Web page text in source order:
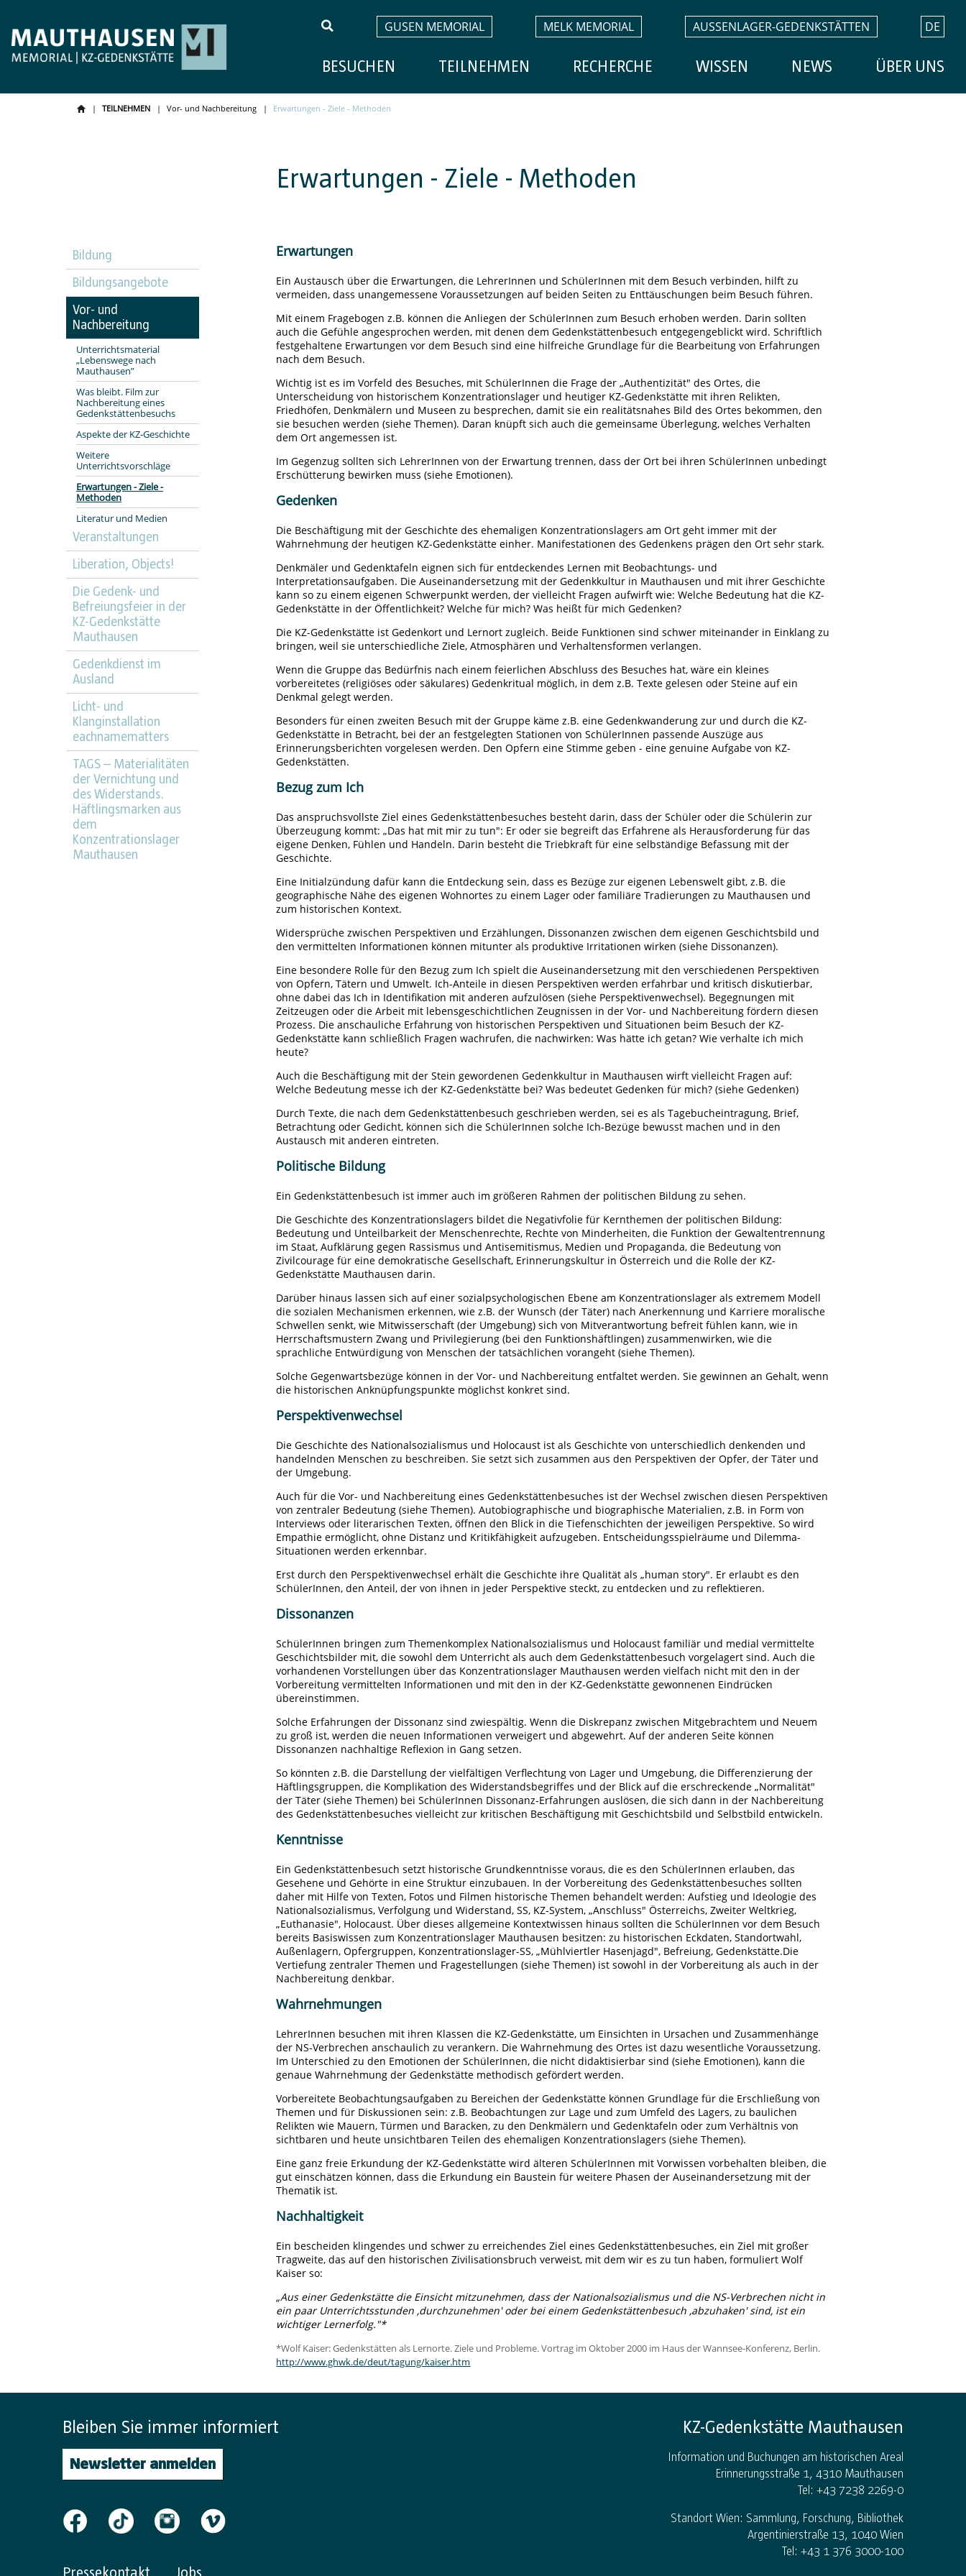
GUSEN MEMORIAL MELK MEMORIAL AUSSENLAGER-GEDENKSTÄTTEN DE
BESUCHEN TEILNEHMEN RECHERCHE WISSEN NEWS ÜBER UNS
TEILNEHMEN Vor- und Nachbereitung Erwartungen - Ziele - Methoden
Erwartungen - Ziele - Methoden
Bildung
Bildungsangebote
Vor- und
Nachbereitung
Unterrichtsmaterial
„Lebenswege nach
Mauthausen”
Was bleibt. Film zur
Nachbereitung eines
Gedenkstättenbesuchs
Aspekte der KZ-Geschichte
Weitere
Unterrichtsvorschläge
Erwartungen - Ziele -
Methoden
Literatur und Medien
Veranstaltungen
Liberation, Objects!
Die Gedenk- und
Befreiungsfeier in der
KZ-Gedenkstätte
Mauthausen
Gedenkdienst im
Ausland
Licht- und
Klanginstallation
eachnamematters
TAGS – Materialitäten
der Vernichtung und
des Widerstands.
Häftlingsmarken aus
dem
Konzentrationslager
Mauthausen
Erwartungen
Ein Austausch über die Erwartungen, die LehrerInnen und SchülerInnen mit dem Besuch verbinden, hilft zu
vermeiden, dass unangemessene Voraussetzungen auf beiden Seiten zu Enttäuschungen beim Besuch führen.
Mit einem Fragebogen z.B. können die Anliegen der SchülerInnen zum Besuch erhoben werden. Darin sollten
auch die Gefühle angesprochen werden, mit denen dem Gedenkstättenbesuch entgegengeblickt wird. Schriftlich
festgehaltene Erwartungen vor dem Besuch sind eine hilfreiche Grundlage für die Bearbeitung von Erfahrungen
nach dem Besuch.
Wichtig ist es im Vorfeld des Besuches, mit SchülerInnen die Frage der „Authentizität" des Ortes, die
Unterscheidung von historischem Konzentrationslager und heutiger KZ-Gedenkstätte mit ihren Relikten,
Friedhöfen, Denkmälern und Museen zu besprechen, damit sie ein realitätsnahes Bild des Ortes bekommen, den
sie besuchen werden (siehe Themen). Daran knüpft sich auch die gemeinsame Überlegung, welches Verhalten
dem Ort angemessen ist.
Im Gegenzug sollten sich LehrerInnen von der Erwartung trennen, dass der Ort bei ihren SchülerInnen unbedingt
Erschütterung bewirken muss (siehe Emotionen).
Gedenken
Die Beschäftigung mit der Geschichte des ehemaligen Konzentrationslagers am Ort geht immer mit der
Wahrnehmung der heutigen KZ-Gedenkstätte einher. Manifestationen des Gedenkens prägen den Ort sehr stark.
Denkmäler und Gedenktafeln eignen sich für entdeckendes Lernen mit Beobachtungs- und
Interpretationsaufgaben. Die Auseinandersetzung mit der Gedenkkultur in Mauthausen und mit ihrer Geschichte
kann so zu einem eigenen Schwerpunkt werden, der vielleicht Fragen aufwirft wie: Welche Bedeutung hat die KZ-
Gedenkstätte in der Öffentlichkeit? Welche für mich? Was heißt für mich Gedenken?
Die KZ-Gedenkstätte ist Gedenkort und Lernort zugleich. Beide Funktionen sind schwer miteinander in Einklang zu
bringen, weil sie unterschiedliche Ziele, Atmosphären und Verhaltensformen verlangen.
Wenn die Gruppe das Bedürfnis nach einem feierlichen Abschluss des Besuches hat, wäre ein kleines
vorbereitetes (religiöses oder säkulares) Gedenkritual möglich, in dem z.B. Texte gelesen oder Steine auf ein
Denkmal gelegt werden.
Besonders für einen zweiten Besuch mit der Gruppe käme z.B. eine Gedenkwanderung zur und durch die KZ-
Gedenkstätte in Betracht, bei der an festgelegten Stationen von SchülerInnen passende Auszüge aus
Erinnerungsberichten vorgelesen werden. Den Opfern eine Stimme geben - eine genuine Aufgabe von KZ-
Gedenkstätten.
Bezug zum Ich
Das anspruchsvollste Ziel eines Gedenkstättenbesuches besteht darin, dass der Schüler oder die Schülerin zur
Überzeugung kommt: „Das hat mit mir zu tun": Er oder sie begreift das Erfahrene als Herausforderung für das
eigene Denken, Fühlen und Handeln. Darin besteht die Triebkraft für eine selbständige Befassung mit der
Geschichte.
Eine Initialzündung dafür kann die Entdeckung sein, dass es Bezüge zur eigenen Lebenswelt gibt, z.B. die
geographische Nähe des eigenen Wohnortes zu einem Lager oder familiäre Tradierungen zu Mauthausen und
zum historischen Kontext.
Widersprüche zwischen Perspektiven und Erzählungen, Dissonanzen zwischen dem eigenen Geschichtsbild und
den vermittelten Informationen können mitunter als produktive Irritationen wirken (siehe Dissonanzen).
Eine besondere Rolle für den Bezug zum Ich spielt die Auseinandersetzung mit den verschiedenen Perspektiven
von Opfern, Tätern und Umwelt. Ich-Anteile in diesen Perspektiven werden erfahrbar und kritisch diskutierbar,
ohne dabei das Ich in Identifikation mit anderen aufzulösen (siehe Perspektivenwechsel). Begegnungen mit
Zeitzeugen oder die Arbeit mit lebensgeschichtlichen Zeugnissen in der Vor- und Nachbereitung fördern diesen
Prozess. Die anschauliche Erfahrung von historischen Perspektiven und Situationen beim Besuch der KZ-
Gedenkstätte kann schließlich Fragen wachrufen, die nachwirken: Was hätte ich getan? Wie verhalte ich mich
heute?
Auch die Beschäftigung mit der Stein gewordenen Gedenkkultur in Mauthausen wirft vielleicht Fragen auf:
Welche Bedeutung messe ich der KZ-Gedenkstätte bei? Was bedeutet Gedenken für mich? (siehe Gedenken)
Durch Texte, die nach dem Gedenkstättenbesuch geschrieben werden, sei es als Tagebucheintragung, Brief,
Betrachtung oder Gedicht, können sich die SchülerInnen solche Ich-Bezüge bewusst machen und in den
Austausch mit anderen eintreten.
Politische Bildung
Ein Gedenkstättenbesuch ist immer auch im größeren Rahmen der politischen Bildung zu sehen.
Die Geschichte des Konzentrationslagers bildet die Negativfolie für Kernthemen der politischen Bildung:
Bedeutung und Unteilbarkeit der Menschenrechte, Rechte von Minderheiten, die Funktion der Gewaltentrennung
im Staat, Aufklärung gegen Rassismus und Antisemitismus, Medien und Propaganda, die Bedeutung von
Zivilcourage für eine demokratische Gesellschaft, Erinnerungskultur in Österreich und die Rolle der KZ-
Gedenkstätte Mauthausen darin.
Darüber hinaus lassen sich auf einer sozialpsychologischen Ebene am Konzentrationslager als extremem Modell
die sozialen Mechanismen erkennen, wie z.B. der Wunsch (der Täter) nach Anerkennung und Karriere moralische
Schwellen senkt, wie Mitwisserschaft (der Umgebung) sich von Mitverantwortung befreit fühlen kann, wie in
Herrschaftsmustern Zwang und Privilegierung (bei den Funktionshäftlingen) zusammenwirken, wie die
sprachliche Entwürdigung von Menschen der tatsächlichen vorangeht (siehe Themen).
Solche Gegenwartsbezüge können in der Vor- und Nachbereitung entfaltet werden. Sie gewinnen an Gehalt, wenn
die historischen Anknüpfungspunkte möglichst konkret sind.
Perspektivenwechsel
Die Geschichte des Nationalsozialismus und Holocaust ist als Geschichte von unterschiedlich denkenden und
handelnden Menschen zu beschreiben. Sie setzt sich zusammen aus den Perspektiven der Opfer, der Täter und
der Umgebung.
Auch für die Vor- und Nachbereitung eines Gedenkstättenbesuches ist der Wechsel zwischen diesen Perspektiven
von zentraler Bedeutung (siehe Themen). Autobiographische und biographische Materialien, z.B. in Form von
Interviews oder literarischen Texten, öffnen den Blick in die Tiefenschichten der jeweiligen Perspektive. So wird
Empathie ermöglicht, ohne Distanz und Kritikfähigkeit aufzugeben. Entscheidungsspielräume und Dilemma-
Situationen werden erkennbar.
Erst durch den Perspektivenwechsel erhält die Geschichte ihre Qualität als „human story". Er erlaubt es den
SchülerInnen, den Anteil, der von ihnen in jeder Perspektive steckt, zu entdecken und zu reflektieren.
Dissonanzen
SchülerInnen bringen zum Themenkomplex Nationalsozialismus und Holocaust familiär und medial vermittelte
Geschichtsbilder mit, die sowohl dem Unterricht als auch dem Gedenkstättenbesuch vorgelagert sind. Auch die
vorhandenen Vorstellungen über das Konzentrationslager Mauthausen werden vielfach nicht mit den in der
Vorbereitung vermittelten Informationen und mit den in der KZ-Gedenkstätte gewonnenen Eindrücken
übereinstimmen.
Solche Erfahrungen der Dissonanz sind zwiespältig. Wenn die Diskrepanz zwischen Mitgebrachtem und Neuem
zu groß ist, werden die neuen Informationen verweigert und abgewehrt. Auf der anderen Seite können
Dissonanzen nachhaltige Reflexion in Gang setzen.
So könnten z.B. die Darstellung der vielfältigen Verflechtung von Lager und Umgebung, die Differenzierung der
Häftlingsgruppen, die Komplikation des Widerstandsbegriffes und der Blick auf die erschreckende „Normalität"
der Täter (siehe Themen) bei SchülerInnen Dissonanz-Erfahrungen auslösen, die sich dann in der Nachbereitung
des Gedenkstättenbesuches vielleicht zur kritischen Beschäftigung mit Geschichtsbild und Selbstbild entwickeln.
Kenntnisse
Ein Gedenkstättenbesuch setzt historische Grundkenntnisse voraus, die es den SchülerInnen erlauben, das
Gesehene und Gehörte in eine Struktur einzubauen. In der Vorbereitung des Gedenkstättenbesuches sollten
daher mit Hilfe von Texten, Fotos und Filmen historische Themen behandelt werden: Aufstieg und Ideologie des
Nationalsozialismus, Verfolgung und Widerstand, SS, KZ-System, „Anschluss" Österreichs, Zweiter Weltkrieg,
„Euthanasie", Holocaust. Über dieses allgemeine Kontextwissen hinaus sollten die SchülerInnen vor dem Besuch
bereits Basiswissen zum Konzentrationslager Mauthausen besitzen: zu historischen Eckdaten, Standortwahl,
Außenlagern, Opfergruppen, Konzentrationslager-SS, „Mühlviertler Hasenjagd", Befreiung, Gedenkstätte.Die
Vertiefung zentraler Themen und Fragestellungen (siehe Themen) ist sowohl in der Vorbereitung als auch in der
Nachbereitung denkbar.
Wahrnehmungen
LehrerInnen besuchen mit ihren Klassen die KZ-Gedenkstätte, um Einsichten in Ursachen und Zusammenhänge
der NS-Verbrechen anschaulich zu verankern. Die Wahrnehmung des Ortes ist dazu wesentliche Voraussetzung.
Im Unterschied zu den Emotionen der SchülerInnen, die nicht didaktisierbar sind (siehe Emotionen), kann die
genaue Wahrnehmung der Gedenkstätte methodisch gefördert werden.
Vorbereitete Beobachtungsaufgaben zu Bereichen der Gedenkstätte können Grundlage für die Erschließung von
Themen und für Diskussionen sein: z.B. Beobachtungen zur Lage und zum Umfeld des Lagers, zu baulichen
Relikten wie Mauern, Türmen und Baracken, zu den Denkmälern und Gedenktafeln oder zum Verhältnis von
sichtbaren und heute unsichtbaren Teilen des ehemaligen Konzentrationslagers (siehe Themen).
Eine ganz freie Erkundung der KZ-Gedenkstätte wird älteren SchülerInnen mit Vorwissen vorbehalten bleiben, die
gut einschätzen können, dass die Erkundung ein Baustein für weitere Phasen der Auseinandersetzung mit der
Thematik ist.
Nachhaltigkeit
Ein bescheiden klingendes und schwer zu erreichendes Ziel eines Gedenkstättenbesuches, ein Ziel mit großer
Tragweite, das auf den historischen Zivilisationsbruch verweist, mit dem wir es zu tun haben, formuliert Wolf
Kaiser so:
„Aus einer Gedenkstätte die Einsicht mitzunehmen, dass der Nationalsozialismus und die NS-Verbrechen nicht in
ein paar Unterrichtsstunden ‚durchzunehmen' oder bei einem Gedenkstättenbesuch ‚abzuhaken' sind, ist ein
wichtiger Lernerfolg."*
*Wolf Kaiser: Gedenkstätten als Lernorte. Ziele und Probleme. Vortrag im Oktober 2000 im Haus der Wannsee-Konferenz, Berlin.
http://www.ghwk.de/deut/tagung/kaiser.htm
Bleiben Sie immer informiert
Newsletter anmelden
Pressekontakt Jobs
KZ-Gedenkstätte Mauthausen
Information und Buchungen am historischen Areal
Erinnerungsstraße 1, 4310 Mauthausen
Tel: +43 7238 2269-0
Standort Wien: Sammlung, Forschung, Bibliothek
Argentinierstraße 13, 1040 Wien
Tel: +43 1 376 3000-100